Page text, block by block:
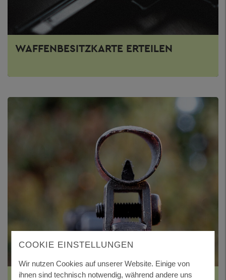
WAFFENBESITZKARTE ERTEILEN
COOKIE EINSTELLUNGEN
Wir nutzen Cookies auf unserer Website. Einige von
ihnen sind technisch notwendig, während andere uns